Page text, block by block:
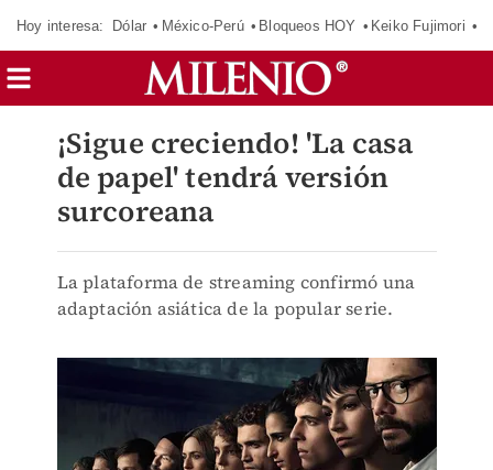
Hoy interesa: Dólar México-Perú Bloqueos HOY Keiko Fujimori
¡Sigue creciendo! 'La casa
de papel' tendrá versión
surcoreana
La plataforma de streaming confirmó una
adaptación asiática de la popular serie.